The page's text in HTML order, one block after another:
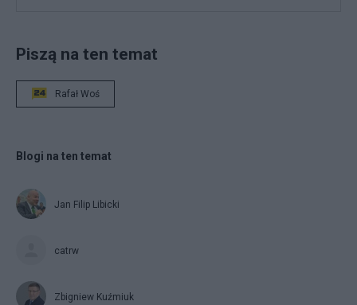
Piszą na ten temat
Rafał Woś
Blogi na ten temat
Jan Filip Libicki
catrw
Zbigniew Kuźmiuk